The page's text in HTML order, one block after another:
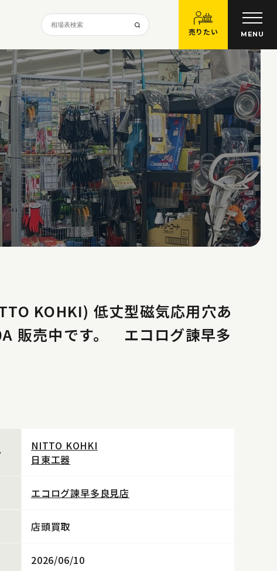
売りたい MENU
KOHKI) 低丈型磁気応用穴あ
販売中です。 エコログ諫早多
NITTO KOHKI
日東工器
エコログ諫早多良見店
店頭買取
2026/06/10